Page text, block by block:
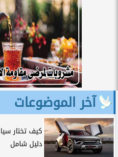
آخر الموضوعات
كيف تختار
دليل شامل